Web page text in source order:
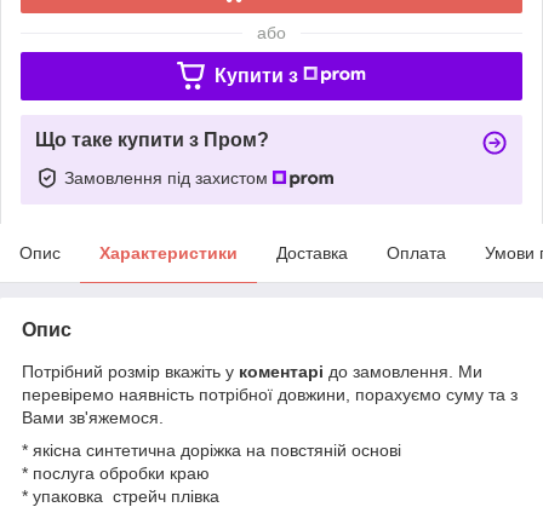
або
Купити з
Що таке купити з Пром?
Замовлення під захистом
Опис Характеристики Доставка Оплата Умови
Опис
Потрібний розмір вкажіть у коментарі до замовлення. Ми
перевіремо наявність потрібної довжини, порахуємо суму та з
Вами зв'яжемося.
* якісна синтетична доріжка на повстяній основі
* послуга обробки краю
* упаковка стрейч плівка